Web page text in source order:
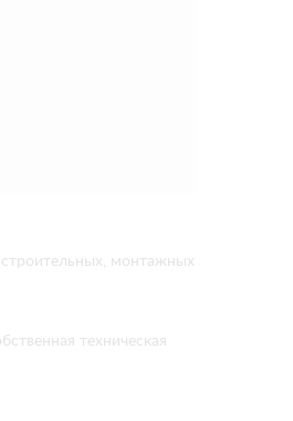
монтажных
техническая